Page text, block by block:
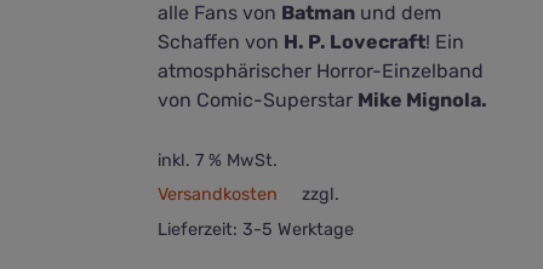
alle Fans von Batman und dem
Schaffen von H. P. Lovecraft! Ein
atmosphärischer Horror-Einzelband
von Comic-Superstar Mike Mignola.
inkl. 7 % MwSt.
zzgl.
Versandkosten
Lieferzeit: 3-5 Werktage